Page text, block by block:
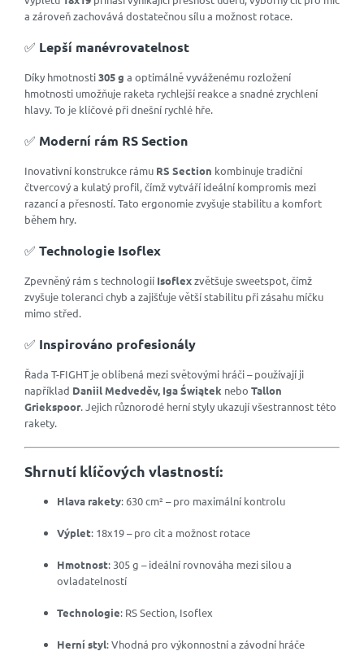
a zároveň zachovává dostatečnou sílu a možnost rotace.
✅ Lepší manévrovatelnost
Díky hmotnosti305 g a optimálně vyváženému rozložení
hmotnosti umožňuje raketa rychlejší reakce a snadné zrychlení
hlavy. To je klíčové při dnešní rychlé hře.
✅ Moderní rám RS Section
Inovativní konstrukce rámu RS Section kombinuje tradiční
čtvercový a kulatý profil, čímž vytváří ideální kompromis mezi
razancí a přesností. Tato ergonomie zvyšuje stabilitu a komfort
během hry.
✅ Technologie Isoflex
Zpevněný rám s technologií Isoflexzvětšuje sweetspot, čímž
zvyšuje toleranci chyb a zajišťuje větší stabilitu při zásahu míčku
mimo střed.
✅ Inspirováno profesionály
Řada T-FIGHT je oblíbená mezi světovými hráči – používají ji
například Daniil Medveděv, Iga Świątek nebo Tallon
Griekspoor. Jejich různorodé herní styly ukazují všestrannost této
rakety.
Shrnutí klíčových vlastností:
Hlava rakety: 630 cm² – pro maximální kontrolu
Výplet: 18x19 – pro cit a možnost rotace
Hmotnost: 305 g – ideální rovnováha mezi silou a
ovladatelností
Technologie: RS Section, Isoflex
Herní styl: Vhodná pro výkonnostní a závodní hráče